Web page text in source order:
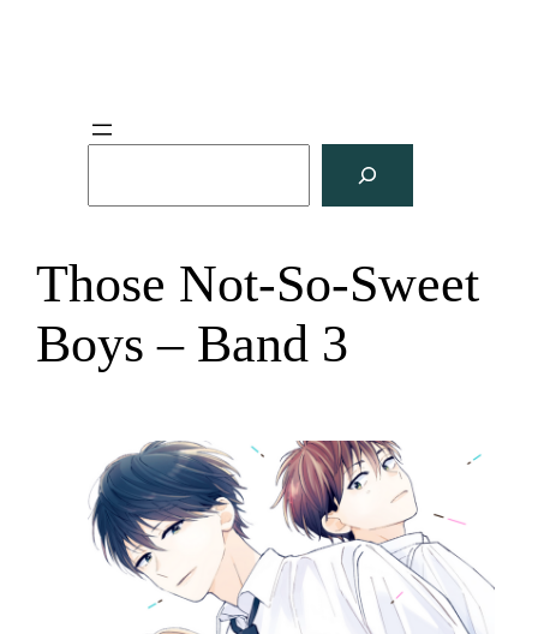
e
Those Not-So-Sweet
Boys – Band 3